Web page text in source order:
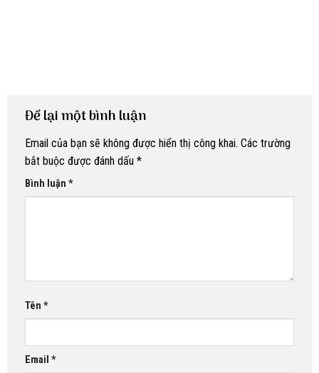
Để lại một bình luận
Email của bạn sẽ không được hiển thị công khai. Các trường
bắt buộc được đánh dấu *
Bình luận *
Tên *
Email *